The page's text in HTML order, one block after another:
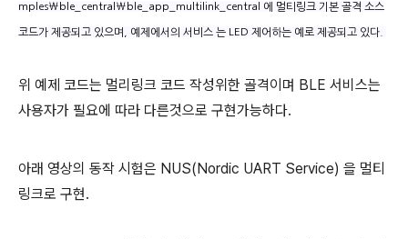
mples\ble_central\ble_app_multilink_central 에 멀티링크 기본 골격 소스
코드가 제공되고 있으며, 예제에서의 서비스 는 LED 제어하는 예로 제공되고 있다.
위 예제 코드는 멀리링크 코드 작성위한 골격이며 BLE 서비스는
사용자가 필요에 따라 다른것으로 구현가능하다.
아래 영상의 동작 시험은 NUS(Nordic UART Service) 을 멀티
링크로 구현.